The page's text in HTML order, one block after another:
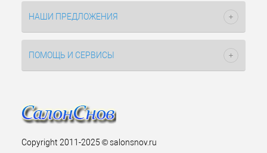
НАШИ ПРЕДЛОЖЕНИЯ
ПОМОЩЬ И СЕРВИСЫ
Copyright 2011-2025 © salonsnov.ru